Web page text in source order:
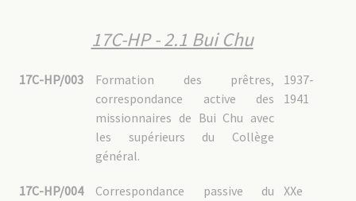
17C-HP - 2.1 Bui Chu
17C-HP/003
1937-
1941
Formation des prêtres,
correspondance active des
missionnaires de Bui Chu avec
les supérieurs du Collège
général.
17C-HP/004
XXe
Correspondance passive du